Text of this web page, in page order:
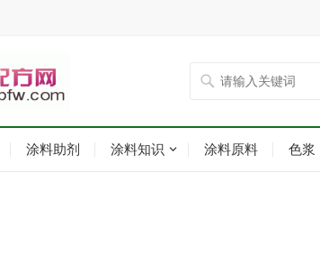
涂料助剂 涂料知识 涂料原料 色浆